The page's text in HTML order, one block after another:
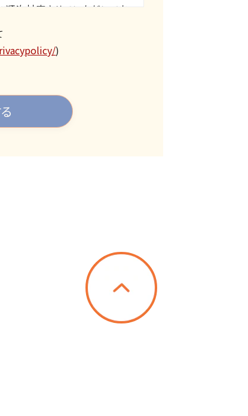
次対応させていただいてお
）
返事までにお時間を頂戴す
ださい。
やサービスのご案内及びご
しかねる場合がございます。あ
ジ以降のフォームを開いた
が切れる設定になっておりま
字数等の制約条件により、お
)